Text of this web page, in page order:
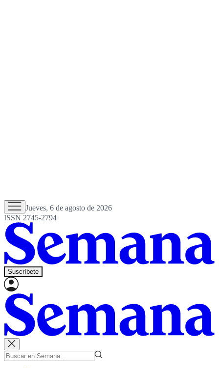
Jueves, 6 de agosto de 2026
ISSN 2745-2794
Suscríbete